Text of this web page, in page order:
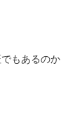
もあるのか